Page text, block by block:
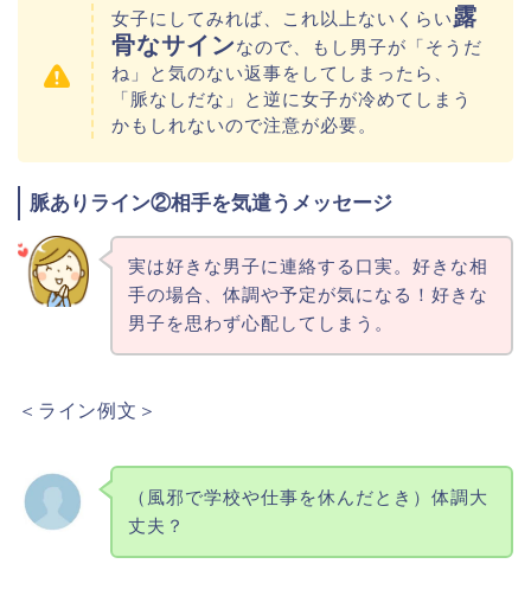
女子にしてみれば、これ以上ないくらい露
骨なサインなので、もし男子が「そうだ
ね」と気のない返事をしてしまったら、
「脈なしだな」と逆に女子が冷めてしまう
かもしれないので注意が必要。
脈ありライン②相手を気遣うメッセージ
実は好きな男子に連絡する口実。好きな相
手の場合、体調や予定が気になる！好きな
男子を思わず心配してしまう。
＜ライン例文＞
（風邪で学校や仕事を休んだとき）体調大
丈夫？